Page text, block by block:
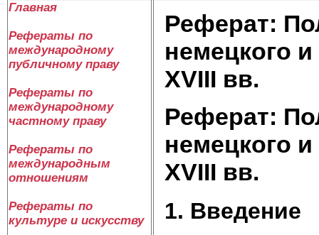
Главная
Рефераты по
международному
публичному праву
Рефераты по
международному
частному праву
Рефераты по
международным
отношениям
Рефераты по
культуре и искусству
Реферат:
немецкого
XVIII вв.
Реферат:
немецкого
XVIII вв.
1. Введение